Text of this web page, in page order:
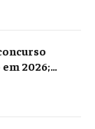
2026;